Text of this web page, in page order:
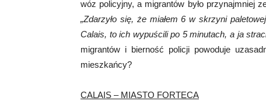
wóz policyjny, a migrantów było przynajmniej
„Zdarzyło się, że miałem 6 w skrzyni
Calais, to ich wypuścili po 5 minutach, a ja
migrantów i bierność policji powoduje
mieszkańcy?
CALAIS – MIASTO FORTECA